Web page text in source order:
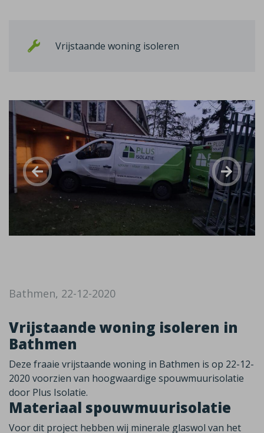
Vrijstaande woning isoleren
Bathmen, 22-12-2020
Vrijstaande woning isoleren in
Bathmen
Deze fraaie vrijstaande woning in Bathmen is op 22-12-
2020 voorzien van hoogwaardige spouwmuurisolatie
door Plus Isolatie.
Materiaal spouwmuurisolatie
Voor dit project hebben wij minerale glaswol van het